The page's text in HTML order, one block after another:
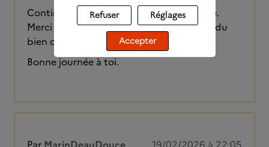
Continue comme ça, un jour après l’autre.
Merci de donner de tes nouvelles, ça fait du
bien de te lire.
Bonne journée à toi.
Refuser Réglages
Accepter